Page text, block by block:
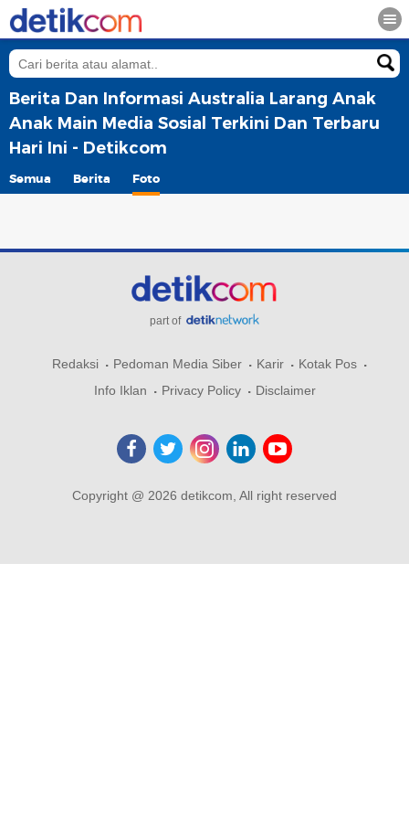
Berita Dan Informasi Australia Larang Anak
Anak Main Media Sosial Terkini Dan Terbaru
Hari Ini - Detikcom
Semua Berita Foto
part of
Redaksi Pedoman Media Siber Karir
Kotak Pos
Info Iklan
Privacy Policy Disclaimer
Copyright @ 2026 detikcom, All right reserved